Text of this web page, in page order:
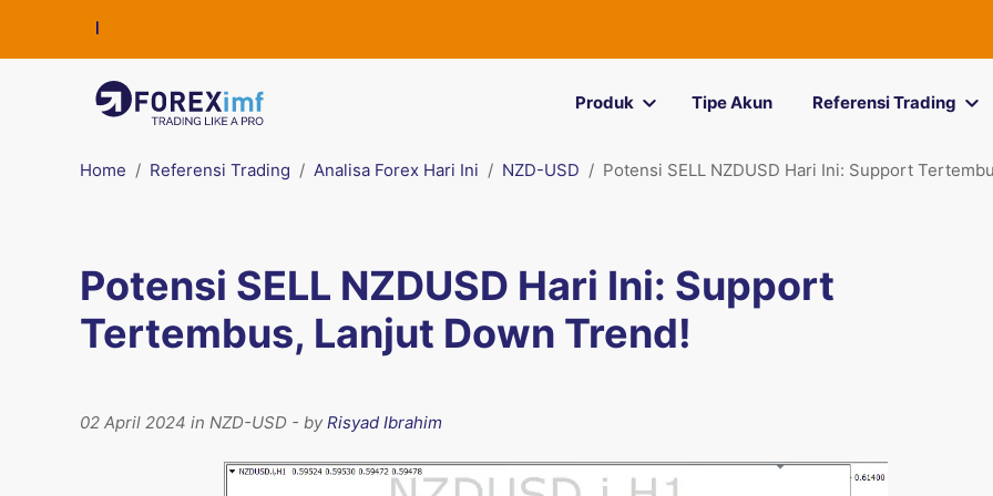
Produk Tipe Akun Referensi Trading
Home Referensi Trading Analisa Forex Hari Ini NZD-USD Potensi SELL NZDUSD Hari Ini: Support
Potensi SELL NZDUSD Hari Ini: Support
Tertembus, Lanjut Down Trend!
02 April 2024 in NZD-USD - byRisyad Ibrahim